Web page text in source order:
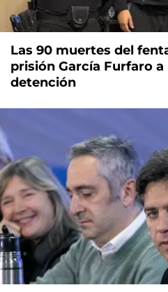
Las 90 muertes del
prisión García Furfaro a
detención